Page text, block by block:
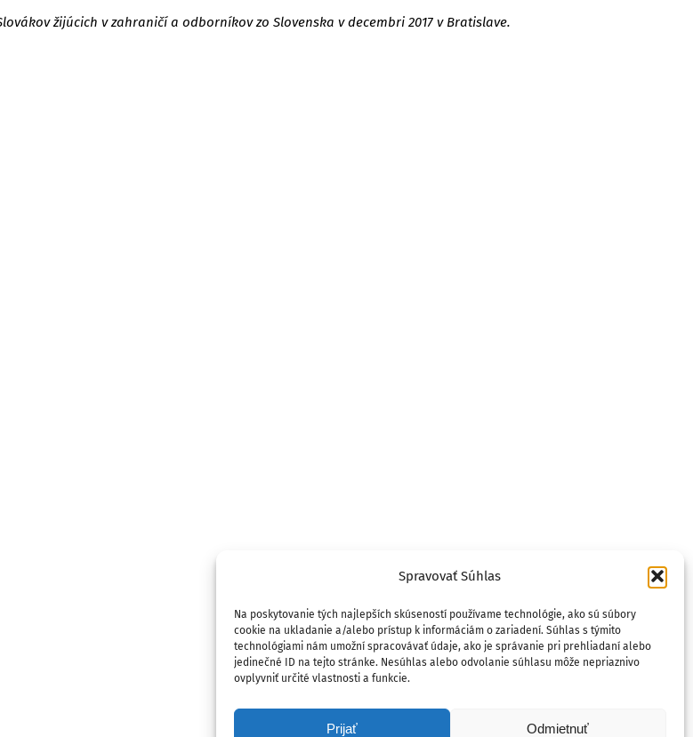
Spravovať Súhlas
Na poskytovanie tých najlepších skúseností používame technológie, ako sú súbory
cookie na ukladanie a/alebo prístup k informáciám o zariadení. Súhlas s týmito
technológiami nám umožní spracovávať údaje, ako je správanie pri prehliadaní alebo
jedinečné ID na tejto stránke. Nesúhlas alebo odvolanie súhlasu môže nepriaznivo
ovplyvniť určité vlastnosti a funkcie.
Prijať Odmietnuť
žijúcich v zahraničí a odborníkov zo Slovenska v decembri 2017 v Bratislave.